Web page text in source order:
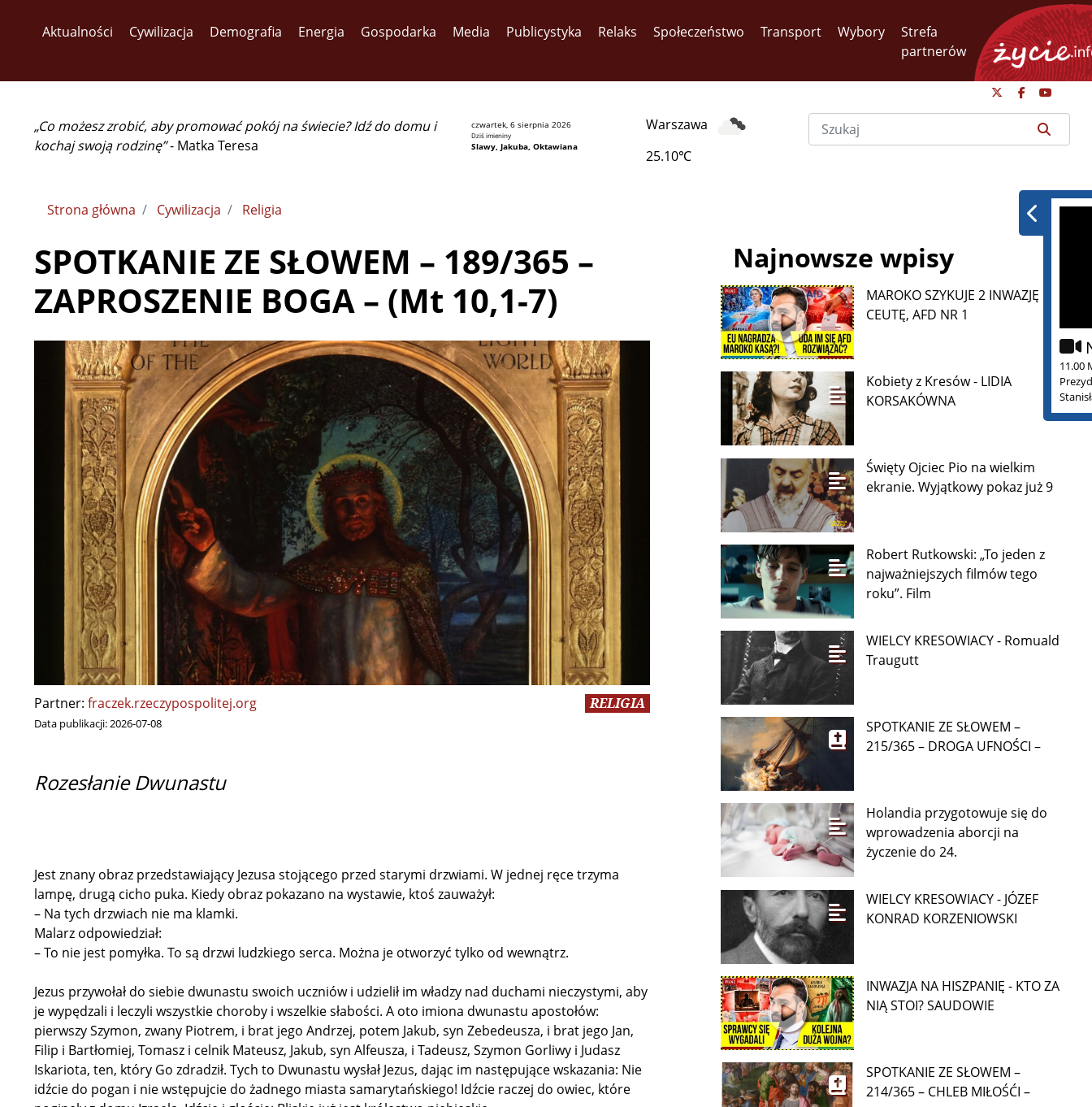
Aktualności Cywilizacja Demografia Energia Gospodarka Media Publicystyka Relaks Społeczeństwo Transport Wybory
Strefa
partnerów
„Co możesz zrobić, aby promować pokój na świecie? Idź do domu i
kochaj swoją rodzinę”- Matka Teresa
czwartek, 6 sierpnia 2026
Dziś imieniny
Slawy, Jakuba, Oktawiana
Warszawa
25.10℃
11.00
Strona główna Cywilizacja Religia
SPOTKANIE ZE SŁOWEM – 189/365 –
ZAPROSZENIE BOGA – (Mt 10,1-7)
Partner: fraczek.rzeczypospolitej.org
Data publikacji:2026-07-08
RELIGIA
Rozesłanie Dwunastu
Jest znany obraz przedstawiający Jezusa stojącego przed starymi drzwiami. W jednej ręce trzyma
lampę, drugą cicho puka. Kiedy obraz pokazano na wystawie, ktoś zauważył:
– Na tych drzwiach nie ma klamki.
Malarz odpowiedział:
– To nie jest pomyłka. To są drzwi ludzkiego serca. Można je otworzyć tylko od wewnątrz.
Jezus przywołał do siebie dwunastu swoich uczniów i udzielił im władzy nad duchami nieczystymi, aby
je wypędzali i leczyli wszystkie choroby i wszelkie słabości. A oto imiona dwunastu apostołów:
pierwszy Szymon, zwany Piotrem, i brat jego Andrzej, potem Jakub, syn Zebedeusza, i brat jego Jan,
Filip i Bartłomiej, Tomasz i celnik Mateusz, Jakub, syn Alfeusza, i Tadeusz, Szymon Gorliwy i Judasz
Iskariota, ten, który Go zdradził. Tych to Dwunastu wysłał Jezus, dając im następujące wskazania: Nie
idźcie do pogan i nie wstępujcie do żadnego miasta samarytańskiego! Idźcie raczej do owiec, które
Najnowsze wpisy
MAROKO SZYKUJE 2 INWAZJĘ NA
CEUTĘ, AFD NR 1
Kobiety z Kresów - LIDIA
KORSAKÓWNA
Święty Ojciec Pio na wielkim
ekranie. Wyjątkowy pokaz już 9
Robert Rutkowski: „To jeden z
najważniejszych filmów tego
roku”. Film
WIELCY KRESOWIACY - Romuald
Traugutt
SPOTKANIE ZE SŁOWEM –
215/365 – DROGA UFNOŚCI –
Holandia przygotowuje się do
wprowadzenia aborcji na
życzenie do 24.
WIELCY KRESOWIACY - JÓZEF
KONRAD KORZENIOWSKI
INWAZJA NA HISZPANIĘ - KTO ZA
NIĄ STOI? SAUDOWIE
SPOTKANIE ZE SŁOWEM –
214/365 – CHLEB MIŁOŚĆI –